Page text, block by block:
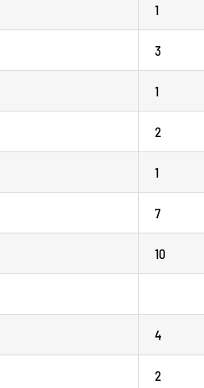
1
3
1
2
1
7
10
4
2